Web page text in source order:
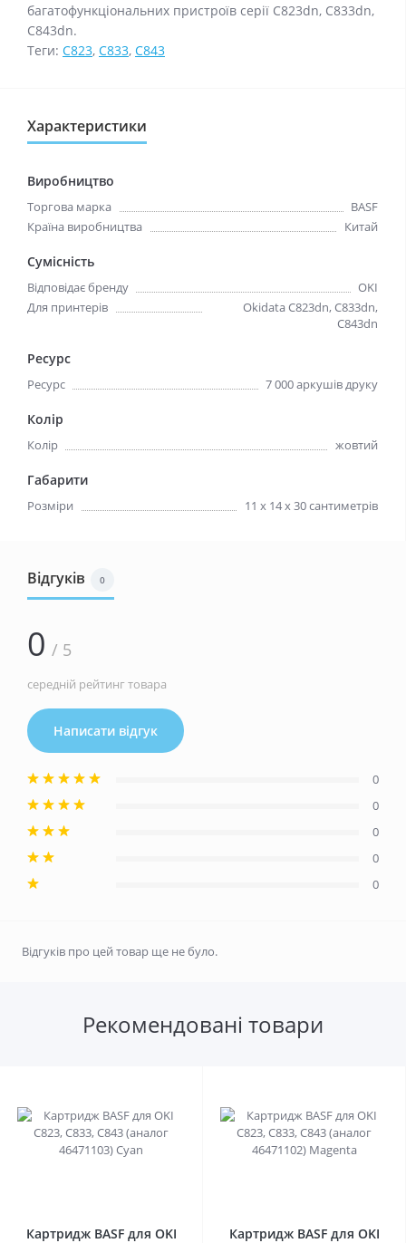
багатофункціональних пристроїв серії C823dn, C833dn,
C843dn.
Теги: C823, C833, C843
Характеристики
Виробництво
Торгова марка
BASF
Країна виробництва
Китай
Сумісність
Відповідає бренду
OKI
Для принтерів
Okidata C823dn, C833dn,
C843dn
Ресурс
Ресурс 7 000 аркушів друку
Колір
Колір жовтий
Габарити
Розміри 11 х 14 х 30 сантиметрів
Відгуків 0
0 / 5
середній рейтинг товара
Написати відгук
0
0
0
0
0
Відгуків про цей товар ще не було.
Рекомендовані товари
Картридж BASF для OKI
Картридж BASF для OKI